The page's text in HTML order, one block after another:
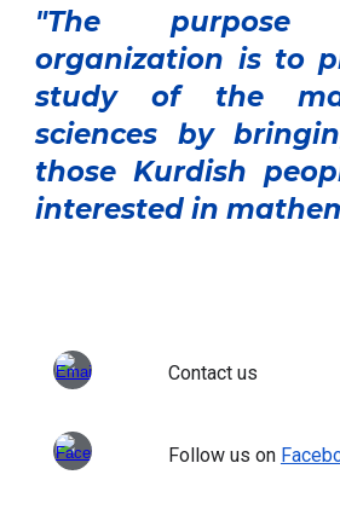
"The
organization is to
study of the
sciences by
those Kurdish
interested in
Contact us
Follow us on